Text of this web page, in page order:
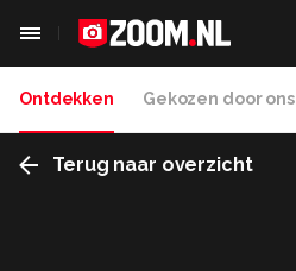
Ontdekken Gekozen door ons
Terug naar overzicht